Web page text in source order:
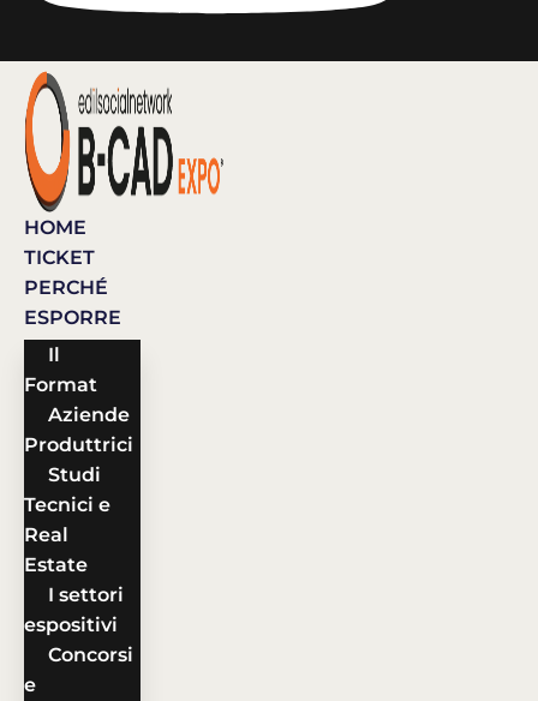
HOME
TICKET
PERCHÉ
ESPORRE
Il
Format
Aziende
Produttrici
Studi
Tecnici e
Real
Estate
I settori
espositivi
Concorsi
e